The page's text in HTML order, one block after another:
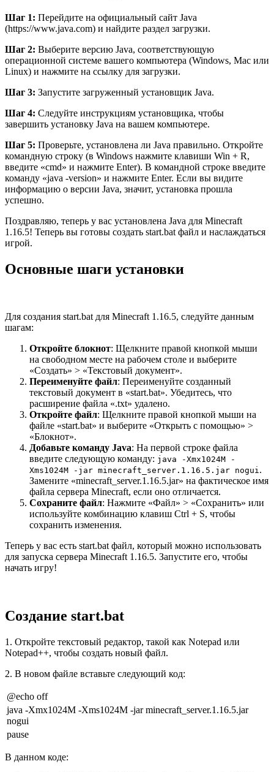
Шаг 1: Перейдите на официальный сайт Java
(https://www.java.com) и найдите раздел загрузки.
Шаг 2: Выберите версию Java, соответствующую
операционной системе вашего компьютера (Windows, Mac или
Linux) и нажмите на ссылку для загрузки.
Шаг 3: Запустите загруженный установщик Java.
Шаг 4: Следуйте инструкциям установщика, чтобы
завершить установку Java на вашем компьютере.
Шаг 5: Проверьте, установлена ли Java правильно. Откройте
командную строку (в Windows нажмите клавиши Win + R,
введите «cmd» и нажмите Enter). В командной строке введите
команду «java -version» и нажмите Enter. Если вы видите
информацию о версии Java, значит, установка прошла
успешно.
Поздравляю, теперь у вас установлена Java для Minecraft
1.16.5! Теперь вы готовы создать start.bat файл и наслаждаться
игрой.
Основные шаги установки
Для создания start.bat для Minecraft 1.16.5, следуйте данным
шагам:
Откройте блокнот: Щелкните правой кнопкой мыши
на свободном месте на рабочем столе и выберите
«Создать» > «Текстовый документ».
Переименуйте файл: Переименуйте созданный
текстовый документ в «start.bat». Убедитесь, что
расширение файла «.txt» удалено.
Откройте файл: Щелкните правой кнопкой мыши на
файле «start.bat» и выберите «Открыть с помощью» >
«Блокнот».
Добавьте команду Java: На первой строке файла
введите следующую команду: java -Xmx1024M -
Xms1024M -jar minecraft_server.1.16.5.jar nogui.
Замените «minecraft_server.1.16.5.jar» на фактическое имя
файла сервера Minecraft, если оно отличается.
Сохраните файл: Нажмите «Файл» > «Сохранить» или
используйте комбинацию клавиш Ctrl + S, чтобы
сохранить изменения.
Теперь у вас есть start.bat файл, который можно использовать
для запуска сервера Minecraft 1.16.5. Запустите его, чтобы
начать игру!
Создание start.bat
1. Откройте текстовый редактор, такой как Notepad или
Notepad++, чтобы создать новый файл.
2. В новом файле вставьте следующий код:
@echo off
java -Xmx1024M -Xms1024M -jar minecraft_server.1.16.5.jar
nogui
pause
В данном коде: